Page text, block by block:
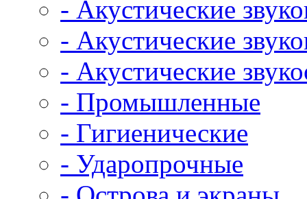
- Акустические
- Акустические
- Акустические
- Промышленные
- Гигиенические
- Ударопрочные